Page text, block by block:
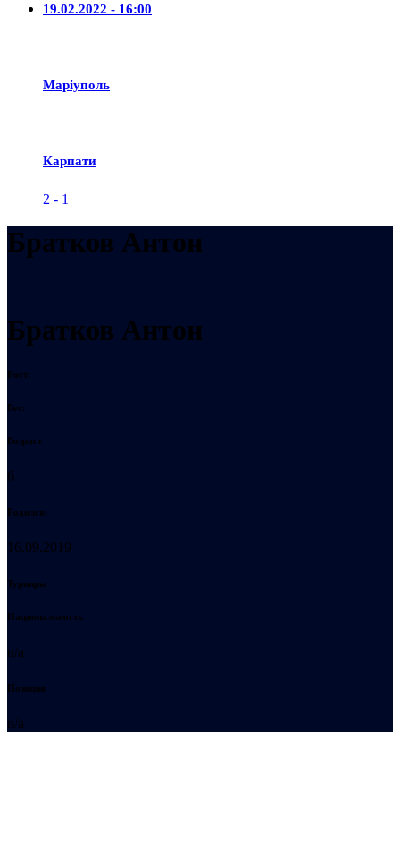
19.02.2022 - 16:00
Маріуполь
Карпати
2 - 1
Братков Антон
Братков Антон
Рост:
Вес:
Возраст
6
Родился:
16.09.2019
Турниры
Национальность
n/a
Позиция
n/a